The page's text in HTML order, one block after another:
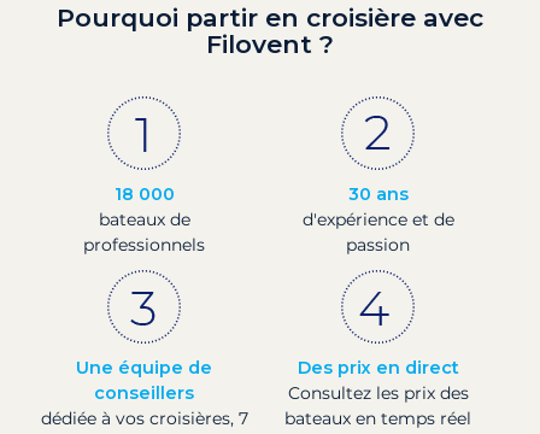
Pourquoi partir en croisière avec
Filovent ?
18 000
bateaux de
professionnels
30 ans
d'expérience et de
passion
Une équipe de
conseillers
dédiée à vos croisières, 7
Des prix en direct
Consultez les prix des
bateaux en temps réel